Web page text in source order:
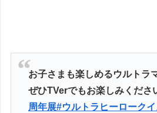
お子さまも楽しめるウルトラ
ぜひTVerでもお楽しみくださ
周年展#ウルトラヒーローク